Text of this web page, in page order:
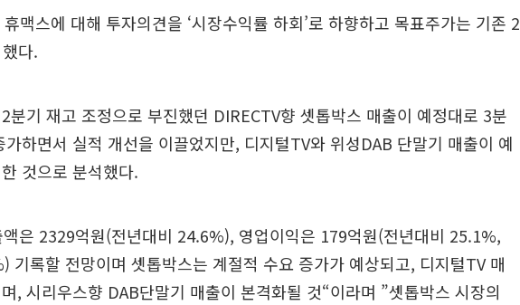
맥스에 대해 투자의견을 ‘시장수익률 하회’로 하향하고 목표주가는 기존 2
다.
분기 재고 조정으로 부진했던 DIRECTV향 셋톱박스 매출이 예정대로 3분
하면서 실적 개선을 이끌었지만, 디지털TV와 위성DAB 단말기 매출이 예
것으로 분석했다.
은 2329억원(전년대비 24.6%), 영업이익은 179억원(전년대비 25.1%,
기록할 전망이며 셋톱박스는 계절적 수요 증가가 예상되고, 디지털TV 매
, 시리우스향 DAB단말기 매출이 본격화될 것“이라며 ”셋톱박스 시장의